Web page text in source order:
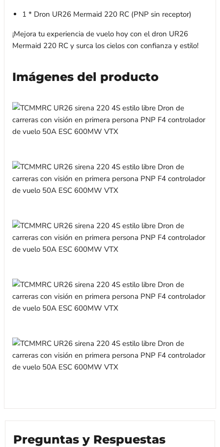
1 * Dron UR26 Mermaid 220 RC (PNP sin receptor)
¡Mejora tu experiencia de vuelo hoy con el dron UR26
Mermaid 220 RC y surca los cielos con confianza y estilo!
Imágenes del producto
Preguntas y Respuestas